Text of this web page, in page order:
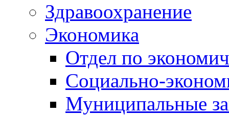
Здравоохранение
Экономика
Отдел по
Социально-
Муниципальные